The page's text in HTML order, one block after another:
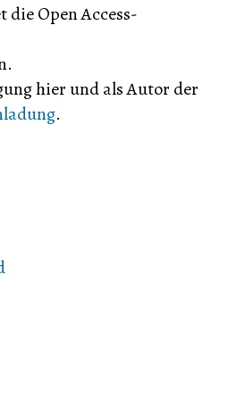
die Open Access-
hier und als Autor der
.